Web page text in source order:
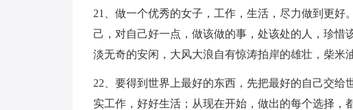
21、做一个优秀的女子，工作，生活，尽力做到更
己，对自己好一点，做该做的事，处该处的人，珍
淡无奇的安闲，大风大浪自有惊涛拍岸的雄壮，柴米
22、要得到世界上最好的东西，先把最好的自己交
实工作，好好生活；从现在开始，做出的每个选择